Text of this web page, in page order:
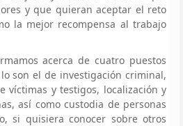
y que quieran aceptar el reto
la mejor recompensa al trabajo
acerca de cuatro puestos
son el de investigación criminal,
víctimas y testigos, localización y
así como custodia de personas
si quisiera conocer sobre otros